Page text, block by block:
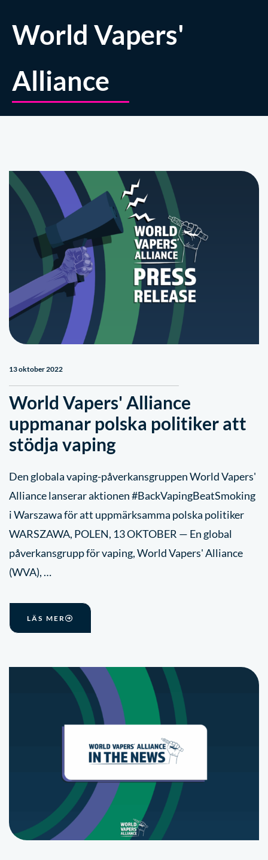
World Vapers'
Alliance
13 oktober 2022
World Vapers' Alliance
uppmanar polska politiker att
stödja vaping
Den globala vaping-påverkansgruppen World Vapers'
Alliance lanserar aktionen #BackVapingBeatSmoking
i Warszawa för att uppmärksamma polska politiker
WARSZAWA, POLEN, 13 OKTOBER — En global
påverkansgrupp för vaping, World Vapers' Alliance
(WVA), …
LÄS MER